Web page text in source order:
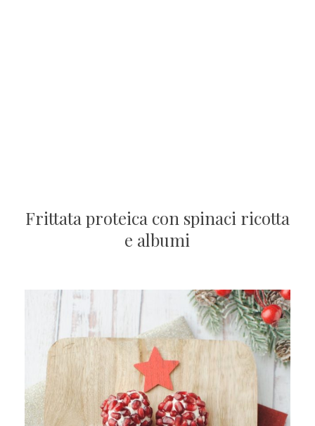
Frittata proteica con spinaci ricotta
e albumi